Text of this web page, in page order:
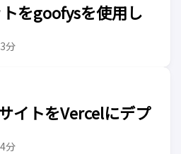
をgoofysを使用し
分
イトをVercelにデプ
分